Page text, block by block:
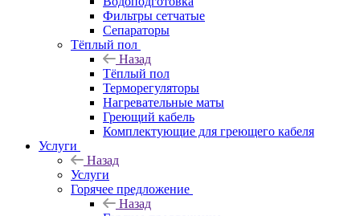
Фильтры сетчатые
Сепараторы
Тёплый пол
Назад
Тёплый пол
Терморегуляторы
Нагревательные маты
Греющий кабель
Комплектующие для греющего кабеля
Услуги
Назад
Услуги
Горячее предложение
Назад